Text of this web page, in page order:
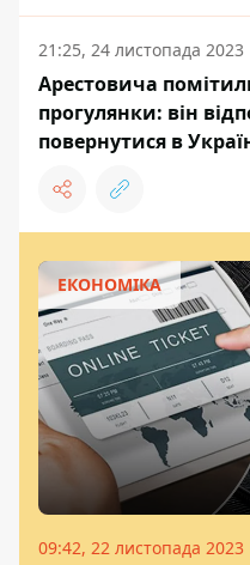
21:25, 24 листопада 2023
Арестовича
прогулянки: він
повернутися в
ЕКОНОМІКА
09:42, 22 листопада 2023